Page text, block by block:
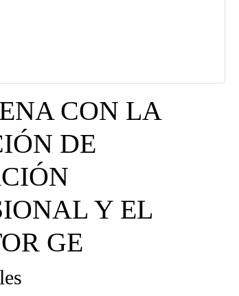
CON LA
DE
Y EL
GE